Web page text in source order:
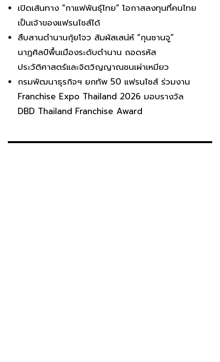
เปิดเส้นทาง “กาแฟพันธุ์ไทย” โอกาสลงทุนที่คนไทย
เป็นเจ้าของแฟรนไชส์ได้
สืบสานตำนานกุ้ยโจว สัมผัสเสน่ห์ “กุนซานจู”
นาฏศิลป์พื้นเมืองระดับตำนาน ถอดรหัส
ประวัติศาสตร์และจิตวิญญาณชนเผ่าเหมียว
กรมพัฒนาธุรกิจฯ ยกทัพ 50 แฟรนไชส์ ร่วมงาน
Franchise Expo Thailand 2026 มอบรางวัล
DBD Thailand Franchise Award